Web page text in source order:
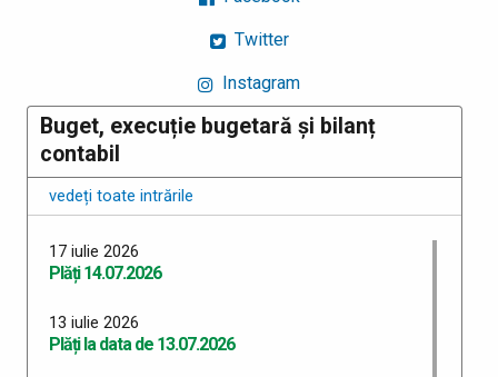
Twitter
Instagram
Buget, execuție bugetară și bilanț
contabil
vedeți toate intrările
17 iulie 2026
Plăți 14.07.2026
13 iulie 2026
Plăți la data de 13.07.2026